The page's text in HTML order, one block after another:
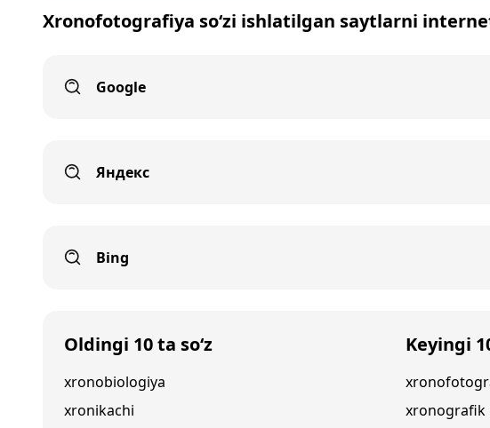
Xronofotografiya so‘zi ishlatilgan saytlarni
Google
Яндекс
Bing
Oldingi 10 ta so‘z
xronobiologiya
xronikachi
Keyingi
xronografik